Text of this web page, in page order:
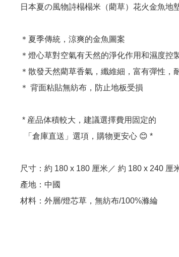
日本夏の風物詩榻榻米（藺草）花火金魚地
＊夏季傳統，涼爽的金魚圖案
＊燈心草對空氣有天然的淨化作用和濕度控
＊散發天然藺草香氣，纖維細，富有彈性，
＊ 背面粘貼無紡布，防止地板受損
尺寸：約 180 x 180 厘米／ 約 180 x 240 厘
產地：中國
材料：外層/燈芯草，無紡布/100%滌綸